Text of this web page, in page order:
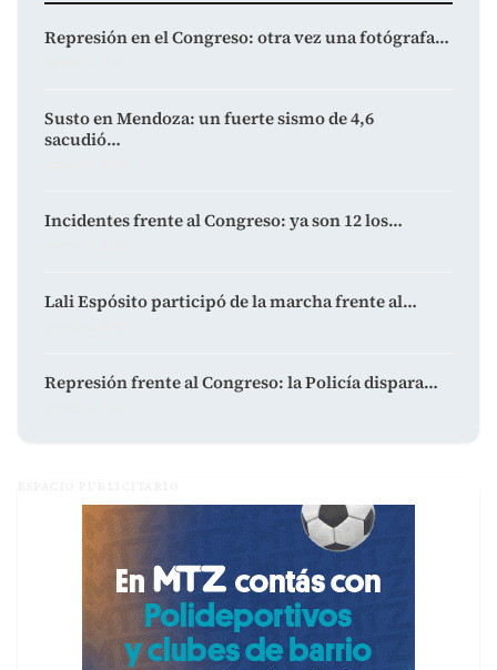
Represión en el Congreso: otra vez una fotógrafa…
Susto en Mendoza: un fuerte sismo de 4,6
sacudió…
Incidentes frente al Congreso: ya son 12 los…
Lali Espósito participó de la marcha frente al…
Represión frente al Congreso: la Policía dispara…
ESPACIO PUBLICITARIO